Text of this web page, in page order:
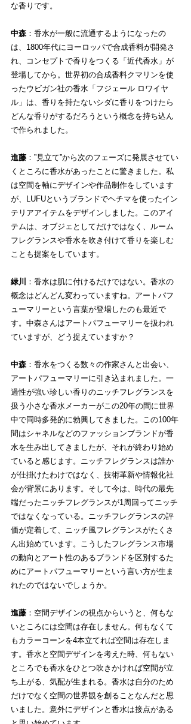
な香りです。
中森 ：香水が一般に流通するようになったの
は、1800年代にヨーロッパで合成香料が開発さ
れ、コンセプトで香りをつくる「近代香水」が
登場してから。世界初の合成香料クマリンを使
ったウビガン社の香水「フジェール ロワイヤ
ル」は、香りを持たないシダに香りをつけたら
どんな香りがするだろうという概念を持ち込ん
で作られました。
進藤 ：”見立て”から次のフェーズに発展させてい
くところに香水があったことに驚きました。私
は空間を軸にデザインや作品制作をしています
が、LUFUというブランドでヘチマを使ったイン
テリアアイテムをデザインしました。このアイ
テムは、オブジェとしてだけではなく、ルーム
フレグランスや香水を吹き付けて香りを楽しむ
ことも提案をしています。
緑川
：香水は肌に付けるだけではない。香水の
概念はどんどん変わっていますね。アートパフ
ューマリーという言葉が登場したのも最近で
す。中森さんはアートパフューマリーを扱われ
ていますが、どう捉えていますか？
中森 ：香水をつくる数々の作家さんと出会い、
アートパフューマリーに引き込まれました。一
過性が強い珍しい香りのニッチフレグランスを
扱う小さな香水メーカーがこの20年の間に世界
中で同時多発的に勃興してきました。この100年
間はシャネルなどのファッションブランドが香
水を生み出してきましたが、それが終わり始め
ていると感じます。ニッチフレグランスは誰か
が仕掛けたわけではなく、技術革新や情報化社
会が背景にあります。そして今は、時代の最先
端だったニッチフレグランスが1周回ってニッチ
ではなくなっている。ニッチフレグランスの評
価が定着して、ニッチ風フレグランスがたくさ
ん出始めています。こうしたフレグランス市場
の動向とアート性のあるブランドを区別するた
めにアートパフューマリーという言い方が生ま
れたのではないでしょうか。
進藤 ：空間デザインの視点からいうと、何もな
いところには空間は存在しません。何もなくて
もカラーコーンを4本立てれば空間は存在しま
す。香水と空間デザインを考えた時、何もない
ところでも香水をひとつ吹きかければ空間が立
ち上がる、気配が生まれる。香水は自分のため
だけでなく空間の世界観を創ることなんだと思
いました。意外にデザインと香水は接点がある